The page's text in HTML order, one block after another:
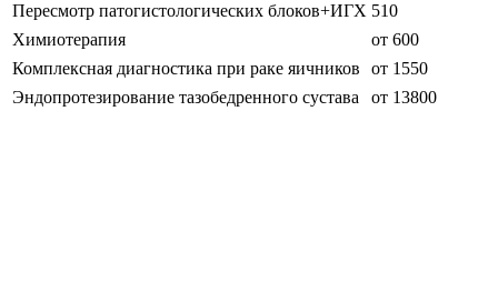
Пересмотр патогистологических блоков+ИГХ 510
Химиотерапия
от 600
Комплексная диагностика при раке яичников
от 1550
Эндопротезирование тазобедренного сустава
от 13800